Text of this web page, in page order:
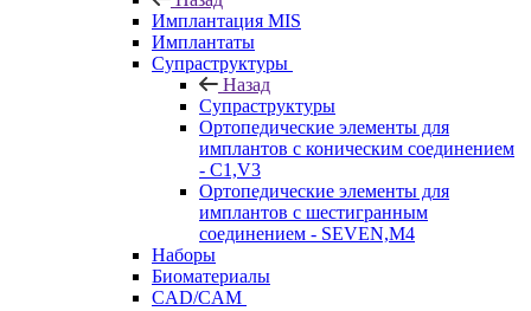
Имплантация MIS
Имплантаты
Супраструктуры
Назад
Супраструктуры
Ортопедические элементы для
имплантов с коническим соединением
- C1,V3
Ортопедические элементы для
имплантов с шестигранным
соединением - SEVEN,M4
Наборы
Биоматериалы
CAD/CAM